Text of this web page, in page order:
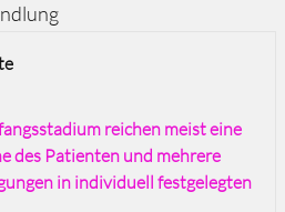
reichen meist eine
des Patienten und mehrere
in individuell festgelegten